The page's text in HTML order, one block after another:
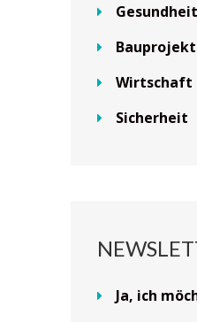
Gesundheit
Wirtschaft
Sicherheit
Ja, ich